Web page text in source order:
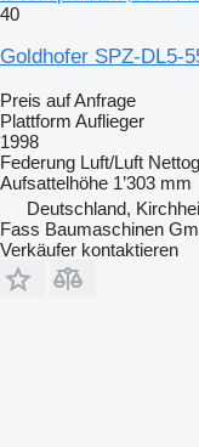
40
Goldhofer SPZ-DL5-
Preis auf Anfrage
Plattform Auflieger
1998
Federung Luft/Luft
Aufsattelhöhe 1’303 mm
Deutschland,
Fass Baumaschinen
Verkäufer kontaktieren